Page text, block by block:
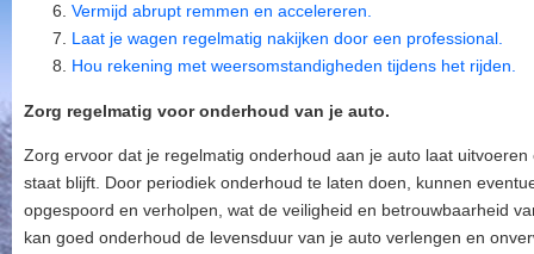
Vermijd abrupt remmen en accelereren.
Laat je wagen regelmatig nakijken door een professional.
Hou rekening met weersomstandigheden tijdens het rijden.
Zorg regelmatig voor onderhoud van je auto.
Zorg ervoor dat je regelmatig onderhoud aan je auto laat
staat blijft. Door periodiek onderhoud te laten doen, kunnen
opgespoord en verholpen, wat de veiligheid en betrouwbaarheid
kan goed onderhoud de levensduur van je auto verlengen en